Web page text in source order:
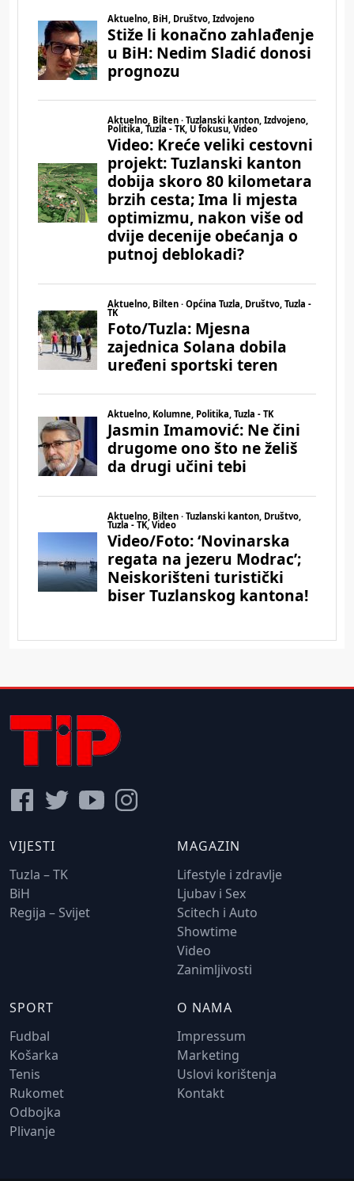
VIJESTI
Tuzla – TK
BiH
Regija – Svijet
MAGAZIN
Lifestyle i zdravlje
Ljubav i Sex
Scitech i Auto
Showtime
Video
Zanimljivosti
SPORT
Fudbal
Košarka
Tenis
Rukomet
Odbojka
Plivanje
O NAMA
Impressum
Marketing
Uslovi korištenja
Kontakt